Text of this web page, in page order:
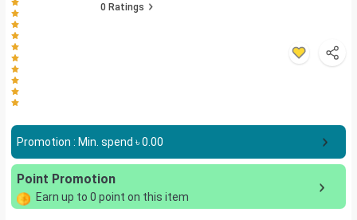
0 Ratings
Promotion : Min. spend ৳0.00
Point Promotion
Earn up to 0 point on this item